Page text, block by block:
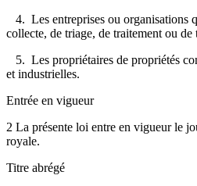
4. Les entreprises ou organisations
collecte, de triage, de traitement ou de
5. Les propriétaires de propriétés
et industrielles.
Entrée en vigueur
2 La présente loi entre en vigueur le
royale.
Titre abrégé